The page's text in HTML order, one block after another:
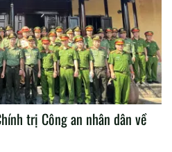
trị Công an nhân dân về